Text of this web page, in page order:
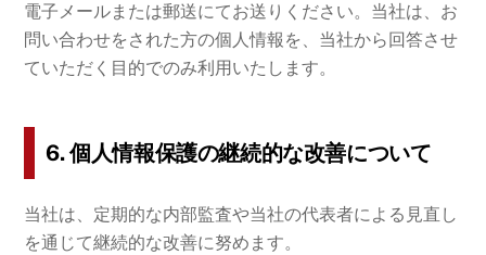
電子メールまたは郵送にてお送りください。当社は、お
問い合わせをされた方の個人情報を、当社から回答させ
ていただく目的でのみ利用いたします。
6. 個人情報保護の継続的な改善について
当社は、定期的な内部監査や当社の代表者による見直し
を通じて継続的な改善に努めます。